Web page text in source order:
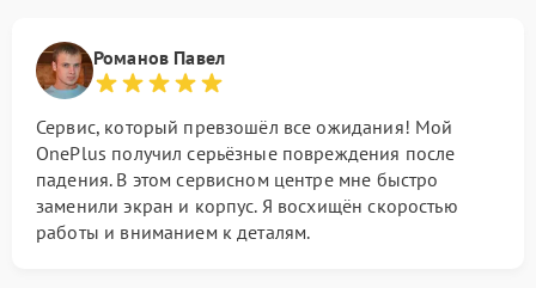
Романов Павел
Сервис, который превзошёл все ожидания! Мой
OnePlus получил серьёзные повреждения после
падения. В этом сервисном центре мне быстро
заменили экран и корпус. Я восхищён скоростью
работы и вниманием к деталям.